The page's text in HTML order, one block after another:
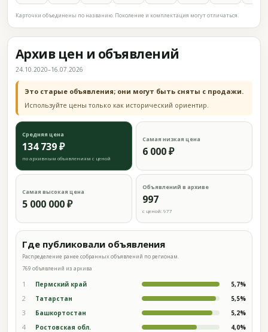
Карточки объединены по названию. Поколение и комплектация могут отличаться.
Архив цен и объявлений
24.10.2020–16.07.2026
Это старые объявления; они могут быть сняты с продажи.
Используйте цены только как исторический ориентир.
Средняя цена
134 739 ₽
по архивным объявлениям с ценой
Самая низкая цена
6 000 ₽
Самая высокая цена
5 000 000 ₽
Объявлений в архиве
997
с ценой: 977
Где публиковали объявления
Распределение ранее собранных объявлений по регионам.
769 объявлений из архива
1 Пермский край 5,7%
2 Татарстан 5,5%
3 Башкортостан 5,2%
4 Ростовская обл. 4,0%